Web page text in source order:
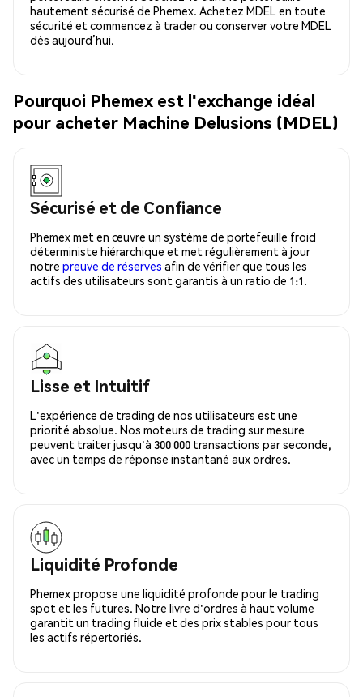
hautement sécurisé de Phemex. Achetez MDEL en toute
sécurité et commencez à trader ou conserver votre MDEL
dès aujourd’hui.
Pourquoi Phemex est l'exchange idéal
pour acheter Machine Delusions (MDEL)
Sécurisé et de Confiance
Phemex met en œuvre un système de portefeuille froid
déterministe hiérarchique et met régulièrement à jour
notre preuve de réserves afin de vérifier que tous les
actifs des utilisateurs sont garantis à un ratio de 1:1.
Lisse et Intuitif
L'expérience de trading de nos utilisateurs est une
priorité absolue. Nos moteurs de trading sur mesure
peuvent traiter jusqu'à 300 000 transactions par seconde,
avec un temps de réponse instantané aux ordres.
Liquidité Profonde
Phemex propose une liquidité profonde pour le trading
spot et les futures. Notre livre d'ordres à haut volume
garantit un trading fluide et des prix stables pour tous
les actifs répertoriés.